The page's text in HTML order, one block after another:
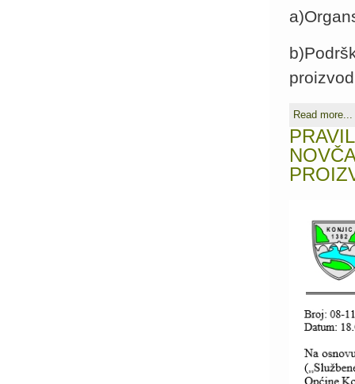
Read more...